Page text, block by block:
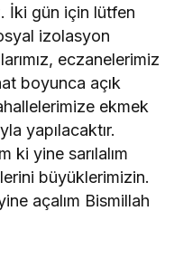
İki gün için lütfen
izolasyon
eczanelerimiz
boyunca açık
ekmek
yapılacaktır.
ki yine sarılalım
büyüklerimizin.
açalım Bismillah